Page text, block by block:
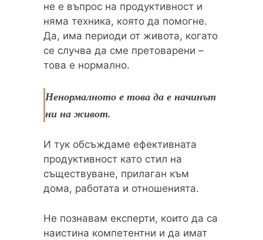
не е въпрос на продуктивност и
няма техника, която да помогне.
Да, има периоди от живота, когато
се случва да сме претоварени –
това е нормално.
Ненормалното е това да е начинът
ни на живот.
И тук обсъждаме ефективната
продуктивност като стил на
съществуване, прилаган към
дома, работата и отношенията.
Не познавам експерти, които да са
наистина компетентни и да имат